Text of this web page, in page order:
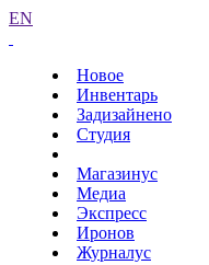
EN
Новое
Инвентарь
Задизайнено
Студия
Магазинус
Медиа
Экспресс
Иронов
Журналус